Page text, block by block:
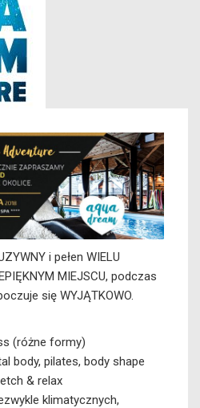
i pełen WIELU
MIEJSCU, podczas
się WYJĄTKOWO.
(różne formy)
body, pilates, body shape
& relax
klimatycznych,